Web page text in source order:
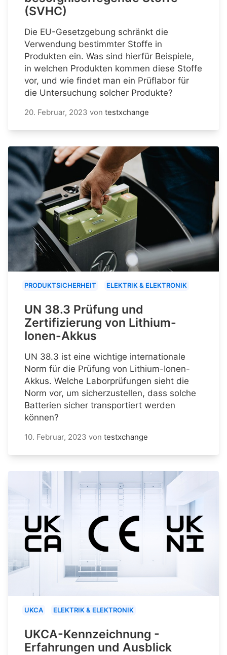
(SVHC)
Die EU-Gesetzgebung schränkt die
Verwendung bestimmter Stoffe in
Produkten ein. Was sind hierfür Beispiele,
in welchen Produkten kommen diese Stoffe
vor, und wie findet man ein Prüflabor für
die Untersuchung solcher Produkte?
20. Februar, 2023 von testxchange
PRODUKTSICHERHEIT ELEKTRIK & ELEKTRONIK
UN 38.3 Prüfung und
Zertifizierung von Lithium-
Ionen-Akkus
UN 38.3 ist eine wichtige internationale
Norm für die Prüfung von Lithium-Ionen-
Akkus. Welche Laborprüfungen sieht die
Norm vor, um sicherzustellen, dass solche
Batterien sicher transportiert werden
können?
10. Februar, 2023 von testxchange
UKCA ELEKTRIK & ELEKTRONIK
UKCA-Kennzeichnung -
Erfahrungen und Ausblick